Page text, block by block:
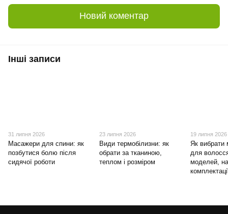
Новий коментар
Інші записи
31 липня 2026
Масажери для спини: як
позбутися болю після
сидячої роботи
23 липня 2026
Види термобілизни: як
обрати за тканиною,
теплом і розміром
19 липня 2026
Як вибрати
для
моделей,